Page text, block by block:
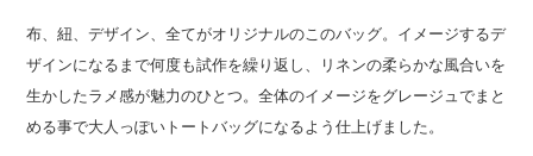
布、紐、デザイン、全てがオリジナルのこのバッグ。イメージするデ
ザインになるまで何度も試作を繰り返し、リネンの柔らかな風合いを
生かしたラメ感が魅力のひとつ。全体のイメージをグレージュでまと
める事で大人っぽいトートバッグになるよう仕上げました。